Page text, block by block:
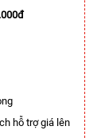
hỗ trợ giá lên